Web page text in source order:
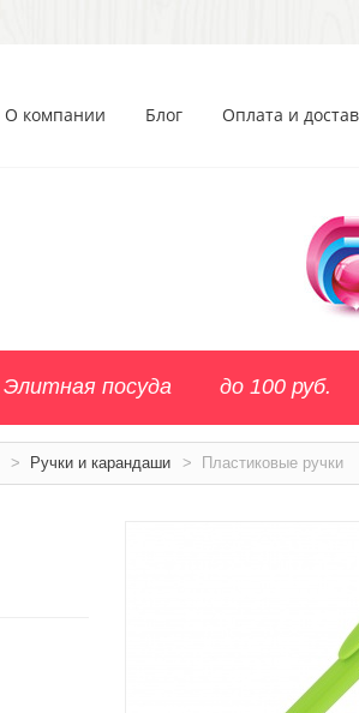
О компании Блог Оплата и
Элитная посуда до 100 руб.
> Ручки и карандаши > Пластиковые ручки